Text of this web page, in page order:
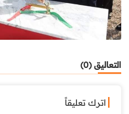
التعاليق (0)
اترك تعليقاً